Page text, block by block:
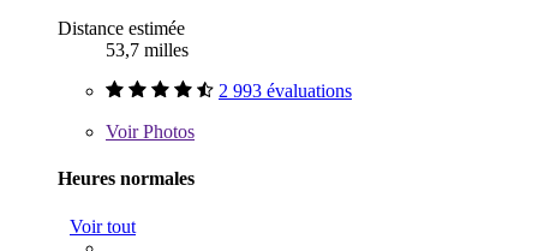
Distance estimée
53,7 milles
2 993 évaluations
VoirPhotos
Heures normales
Voir tout